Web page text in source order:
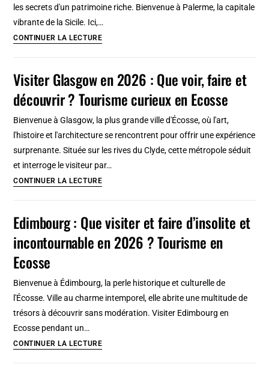
Tourisme
Lettonie
les secrets d'un patrimoine riche. Bienvenue à Palerme, la capitale
vibrante de la Sicile. Ici,…
CONTINUER LA LECTUREVisiter
2026
:
voir
Tourisme
Sicile
Visiter Glasgow en 2026 : Que voir, faire et
découvrir ? Tourisme curieux en Ecosse
Bienvenue à Glasgow, la plus grande ville d'Écosse, où l'art,
l'histoire et l'architecture se rencontrent pour offrir une expérience
surprenante. Située sur les rives du Clyde, cette métropole séduit
et interroge le visiteur par…
CONTINUER LA LECTUREVisiter
2026
:
faire
et
découvrir
Tourisme
Edimbourg : Que visiter et faire d’insolite et
incontournable en 2026 ? Tourisme en
Ecosse
Bienvenue à Édimbourg, la perle historique et culturelle de
l'Écosse. Ville au charme intemporel, elle abrite une multitude de
trésors à découvrir sans modération. Visiter Edimbourg en
Ecosse pendant un…
CONTINUER LA LECTUREEdimbourg